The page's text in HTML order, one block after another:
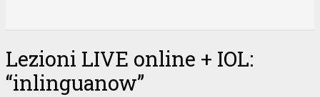
Lezioni LIVE online + IOL:
“inlinguanow”